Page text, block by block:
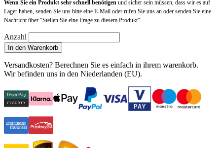
Wenn Sie ein Produkt sehr schnell benötigen und sicher sein müssen, dass wir es auf
Lager haben, senden Sie uns bitte eine E-Mail oder rufen Sie uns an oder senden Sie eine
Nachricht über "Stellen Sie eine Frage zu diesem Produkt".
Anzahl
In den Warenkorb
Versandkosten? Berechnen Sie es einfach in ihrem warenkorb.
Wir befinden uns in den Niederlanden (EU).